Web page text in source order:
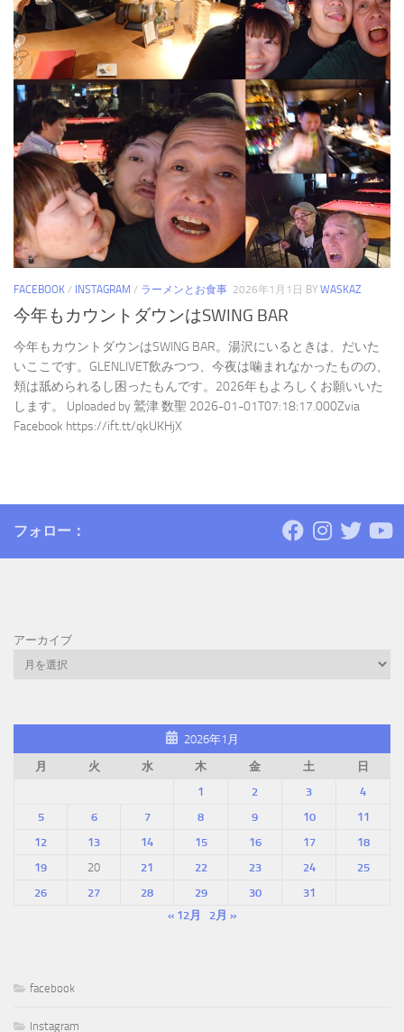
FACEBOOK / INSTAGRAM / ラーメンとお食事 2026年1月1日 BY WASKAZ
今年もカウントダウンはSWING BAR
今年もカウントダウンはSWING BAR。湯沢にいるときは、だいた
いここです。GLENLIVET飲みつつ、今夜は噛まれなかったものの、
頬は舐められるし困ったもんです。2026年もよろしくお願いいた
します。 Uploaded by 鷲津 数聖 2026-01-01T07:18:17.000Zvia
Facebook https://ift.tt/qkUKHjX
フォロー：
アーカイブ
2026年1月
月
火 水 木 金 土
日
1
2 3
4
5
6 7 8 9 10
11
12
13 14 15 16 17
18
19
20 21 22 23 24
25
26
27 28 29 30
31
« 12月
2月 »
facebook
Instagram